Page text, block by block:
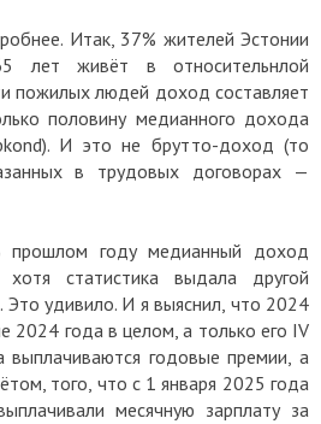
Итак, 37% жителей Эстонии
лет живёт в относительнлой
пожилых людей доход составляет
половину медианного дохода
И это не брутто-доход (то
в трудовых договорах —
прошлом году медианный доход
статистика выдала другой
Это удивило. И я выяснил, что 2024
2024 года в целом, а только его IV
выплачиваются годовые премии, а
того, что с 1 января 2025 года
месячную зарплату за